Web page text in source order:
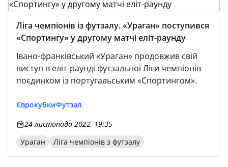
Ліга чемпіонів із футзалу. «Ураган» поступився
«Спортингу» у другому матчі еліт-раунду
Івано-франківський «Ураган» продовжив свій
виступ в еліт-раунді футзальної Ліги чемпіонів
поєдинком із португальським «Спортингом».
ЄврокубкиФутзал
24 листопада 2022, 19:35
Ураган
Ліга чемпіонів з футзалу